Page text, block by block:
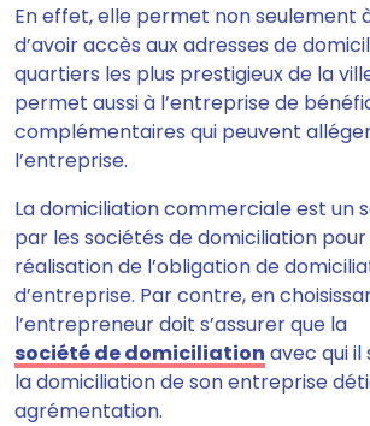
En effet, elle permet non seulement
d’avoir accès aux adresses de
quartiers les plus prestigieux de la
permet aussi à l’entreprise de
complémentaires qui peuvent
l’entreprise.
La domiciliation commerciale est un
par les sociétés de domiciliation
réalisation de l’obligation de
d’entreprise. Par contre, en
l’entrepreneur doit s’assurer que la
société de domiciliation avec qui il
la domiciliation de son entreprise
agrémentation.